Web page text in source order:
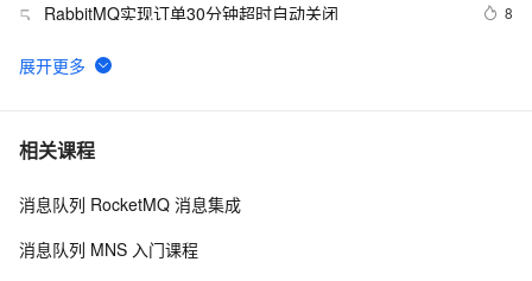
5 RabbitMQ实现订单30分钟超时自动关闭 8
6 一起谈.NET技术，NET 下RabbitMQ实践 [实战篇]
7 rabbitmq消息的确认机制ack
8 RabbitMQ：什么是消息队列MQ？为什么使用消息队列
相关课程
消息队列 RocketMQ 消息集成
消息队列 MNS 入门课程